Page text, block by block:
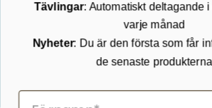
2026 © Kikkertland.
Organisationsnummer:
Anmäl dig här
Genom att anmäla dig till kundklubben